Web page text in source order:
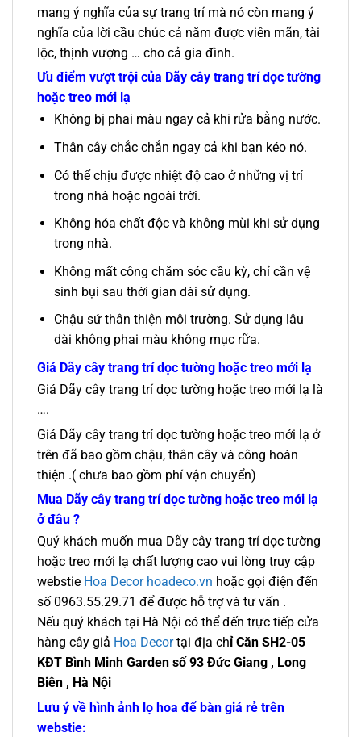
mang ý nghĩa của sự trang trí mà nó còn mang ý
nghĩa của lời cầu chúc cả năm được viên mãn, tài
lộc, thịnh vượng … cho cả gia đình.
Ưu điểm vượt trội của Dãy cây trang trí dọc tường
hoặc treo mới lạ
Không bị phai màu ngay cả khi rửa bằng nước.
Thân cây chắc chắn ngay cả khi bạn kéo nó.
Có thể chịu được nhiệt độ cao ở những vị trí
trong nhà hoặc ngoài trời.
Không hóa chất độc và không mùi khi sử dụng
trong nhà.
Không mất công chăm sóc cầu kỳ, chỉ cần vệ
sinh bụi sau thời gian dài sử dụng.
Chậu sứ thân thiện môi trường. Sử dụng lâu
dài không phai màu không mục rữa.
Giá Dãy cây trang trí dọc tường hoặc treo mới lạ
Giá Dãy cây trang trí dọc tường hoặc treo mới lạ là
….
Giá Dãy cây trang trí dọc tường hoặc treo mới lạ ở
trên đã bao gồm chậu, thân cây và công hoàn
thiện .( chưa bao gồm phí vận chuyển)
Mua Dãy cây trang trí dọc tường hoặc treo mới lạ
ở đâu ?
Quý khách muốn mua Dãy cây trang trí dọc tường
hoặc treo mới lạ chất lượng cao vui lòng truy cập
webstie Hoa Decor hoadeco.vn hoặc gọi điện đến
số 0963.55.29.71 để được hỗ trợ và tư vấn .
Nếu quý khách tại Hà Nội có thể đến trực tiếp cửa
hàng cây giả Hoa Decortại địa chỉ Căn SH2-05
KĐT Bình Minh Garden số 93 Đức Giang , Long
Biên , Hà Nội
Lưu ý về hình ảnh lọ hoa để bàn giá rẻ trên
webstie: